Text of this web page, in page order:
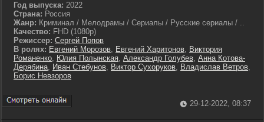
Год выпуска: 2022
Страна: Россия
Жанр: Криминал / Мелодрамы / Сериалы / Русские сериалы / ..
Качество: FHD (1080p)
Режиссер: Сергей Попов
В ролях: Евгений Морозов, Евгений Харитонов, Виктория
Романенко, Юлия Полынская, Александр Голубев, Анна Котова-
Дерябина, Иван Стебунов, Виктор Сухоруков, Владислав Ветров,
Борис Невзоров
29-12-2022, 08:37